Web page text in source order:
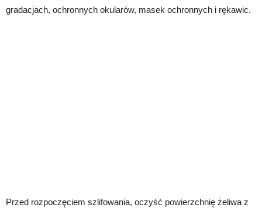
gradacjach, ochronnych okularów, masek ochronnych i rękawic.
Przed rozpoczęciem szlifowania, oczyść powierzchnię żeliwa z